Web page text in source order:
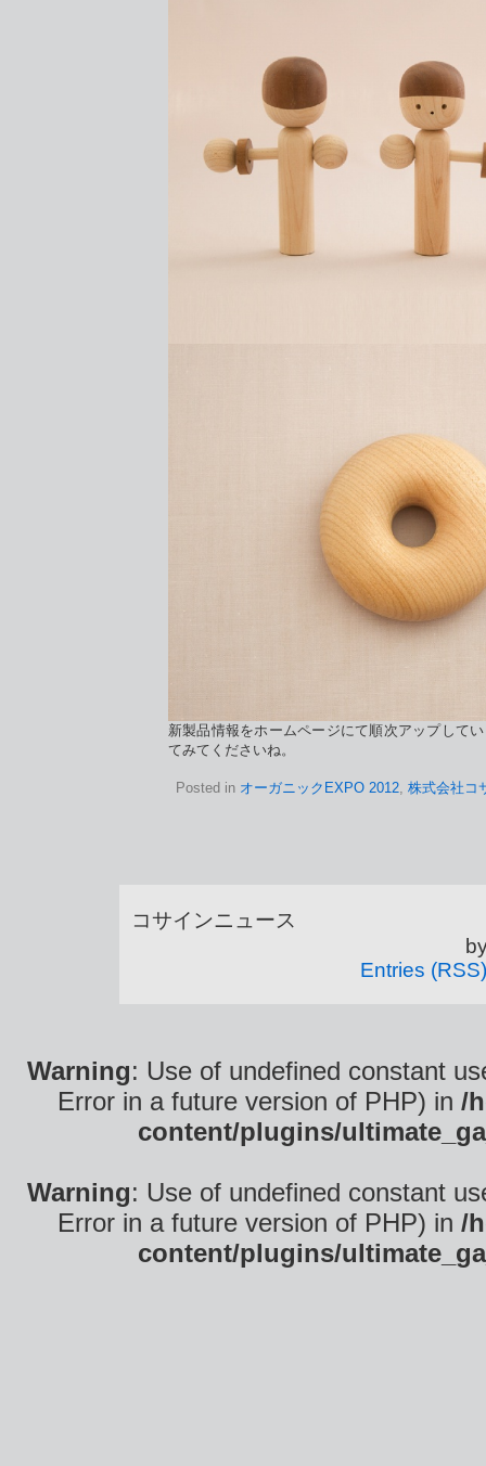
新製品情報をホームページにて順次アップして
てみてくださいね。
Posted in オーガニックEXPO 2012, 株式会社コ
コサインニュー
Entries (RSS)
Warning: Use of undefined constant
Error in a future version of PHP) in /
content/plugins/
Warning: Use of undefined constant
Error in a future version of PHP) in /
content/plugins/